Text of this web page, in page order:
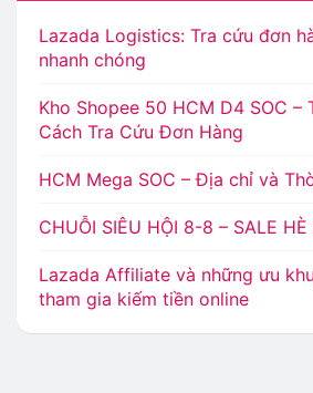
Lazada Logistics: Tra cứu đơn
nhanh chóng
Kho Shopee 50 HCM D4 SOC –
Cách Tra Cứu Đơn Hàng
HCM Mega SOC – Địa chỉ và
CHUỖI SIÊU HỘI 8-8 – SALE HÈ
Lazada Affiliate và những ưu
tham gia kiếm tiền online